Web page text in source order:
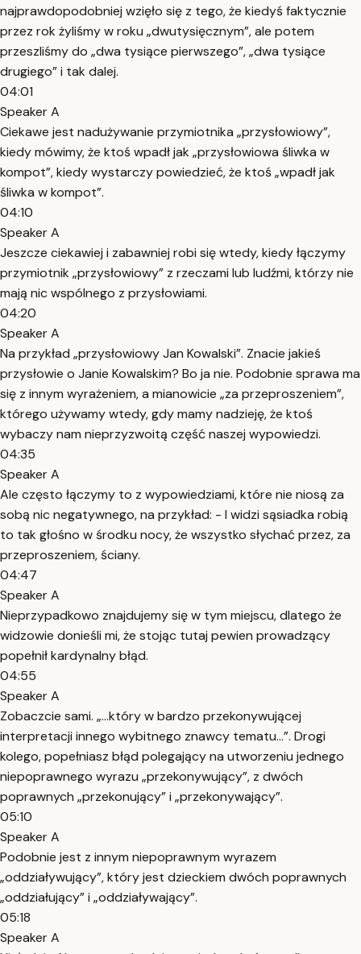
najprawdopodobniej wzięło się z tego, że kiedyś faktycznie
przez rok żyliśmy w roku „dwutysięcznym”, ale potem
przeszliśmy do „dwa tysiące pierwszego”, „dwa tysiące
drugiego” i tak dalej.
04:01
Speaker A
Ciekawe jest nadużywanie przymiotnika „przysłowiowy”,
kiedy mówimy, że ktoś wpadł jak „przysłowiowa śliwka w
kompot”, kiedy wystarczy powiedzieć, że ktoś „wpadł jak
śliwka w kompot”.
04:10
Speaker A
Jeszcze ciekawiej i zabawniej robi się wtedy, kiedy łączymy
przymiotnik „przysłowiowy” z rzeczami lub ludźmi, którzy nie
mają nic wspólnego z przysłowiami.
04:20
Speaker A
Na przykład „przysłowiowy Jan Kowalski”. Znacie jakieś
przysłowie o Janie Kowalskim? Bo ja nie. Podobnie sprawa ma
się z innym wyrażeniem, a mianowicie „za przeproszeniem”,
którego używamy wtedy, gdy mamy nadzieję, że ktoś
wybaczy nam nieprzyzwoitą część naszej wypowiedzi.
04:35
Speaker A
Ale często łączymy to z wypowiedziami, które nie niosą za
sobą nic negatywnego, na przykład: - I widzi sąsiadka robią
to tak głośno w środku nocy, że wszystko słychać przez, za
przeproszeniem, ściany.
04:47
Speaker A
Nieprzypadkowo znajdujemy się w tym miejscu, dlatego że
widzowie donieśli mi, że stojąc tutaj pewien prowadzący
popełnił kardynalny błąd.
04:55
Speaker A
Zobaczcie sami. „…który w bardzo przekonywującej
interpretacji innego wybitnego znawcy tematu…”. Drogi
kolego, popełniasz błąd polegający na utworzeniu jednego
niepoprawnego wyrazu „przekonywujący”, z dwóch
poprawnych „przekonujący” i „przekonywający”.
05:10
Speaker A
Podobnie jest z innym niepoprawnym wyrazem
„oddziaływujący”, który jest dzieckiem dwóch poprawnych
„oddziałujący” i „oddziaływający”.
05:18
Speaker A